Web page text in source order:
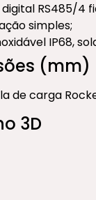
RS485/4
simples;
IP68,
(mm)
3D